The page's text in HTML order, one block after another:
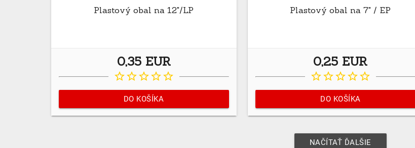
Plastový obal na 12"/LP
0,35 EUR
star_borderstar_borderstar_borderstar_borderstar_border
DO KOŠÍKA
Plastový obal na 7" / EP
0,25 EUR
star_borderstar_borderstar_borderstar_borderstar_border
DO KOŠÍKA
NAČÍTAŤ ĎALŠIE